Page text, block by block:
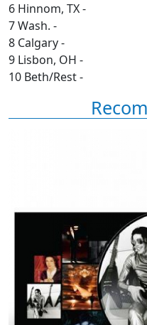
6 Hinnom, TX -
7 Wash. -
8 Calgary -
9 Lisbon, OH -
10 Beth/Rest -